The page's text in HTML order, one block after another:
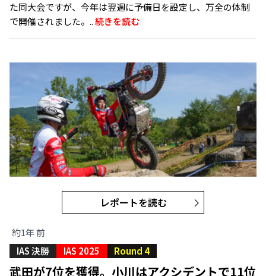
た同大会ですが、今年は翌週に予備日を設定し、万全の体制
で開催されました。..続きを読む
レポートを読む
約1年 前
IAS 決勝
IAS 2025 Round 4
武田が7位を獲得。小川はアクシデントで11位